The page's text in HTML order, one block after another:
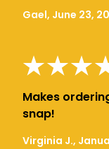
Gael, June 23,
Makes
snap!
Virginia J.,